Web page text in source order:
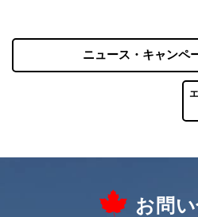
ニュース・キャンペ
お問